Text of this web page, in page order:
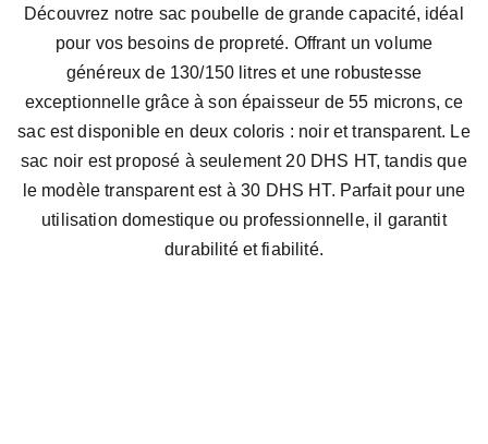
Découvrez notre sac poubelle de grande capacité, idéal
pour vos besoins de propreté. Offrant un volume
généreux de 130/150 litres et une robustesse
exceptionnelle grâce à son épaisseur de 55 microns, ce
sac est disponible en deux coloris : noir et transparent. Le
sac noir est proposé à seulement 20 DHS HT, tandis que
le modèle transparent est à 30 DHS HT. Parfait pour une
utilisation domestique ou professionnelle, il garantit
durabilité et fiabilité.